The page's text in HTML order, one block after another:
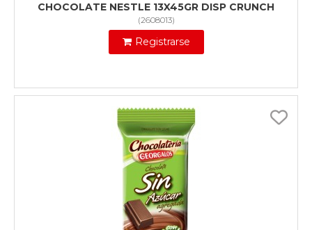
CHOCOLATE NESTLE 13X45GR DISP CRUNCH
(2608013)
Registrarse